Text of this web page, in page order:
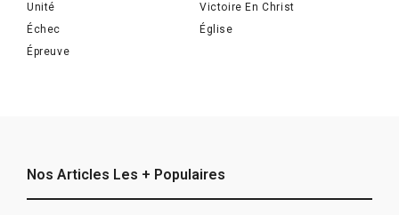
Unité
Victoire En Christ
Échec
Église
Épreuve
Nos Articles Les + Populaires